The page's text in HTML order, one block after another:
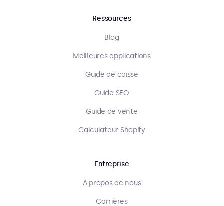
Ressources
Blog
Meilleures applications
Guide de caisse
Guide SEO
Guide de vente
Calculateur Shopify
Entreprise
À propos de nous
Carrières